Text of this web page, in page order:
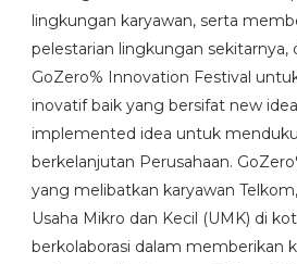
lingkungan karyawan, serta
pelestarian lingkungan sekitarnya,
GoZero% Innovation Festival
inovatif baik yang bersifat new
implemented idea untuk
berkelanjutan Perusahaan.
yang melibatkan karyawan
Usaha Mikro dan Kecil (UMK) di
berkolaborasi dalam memberikan